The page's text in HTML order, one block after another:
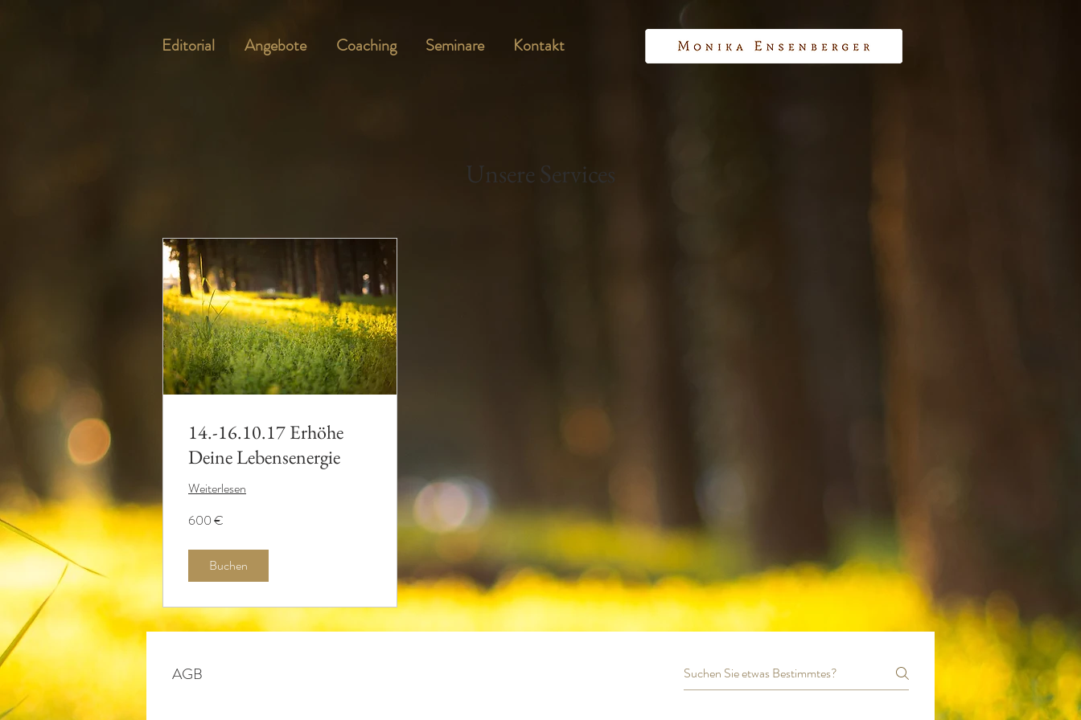
Editorial Angebote Coaching Seminare Kontakt
Unsere Services
14.-16.10.17 Erhöhe
Deine Lebensenergie
Weiterlesen
Euro
600 €
Buchen
AGB